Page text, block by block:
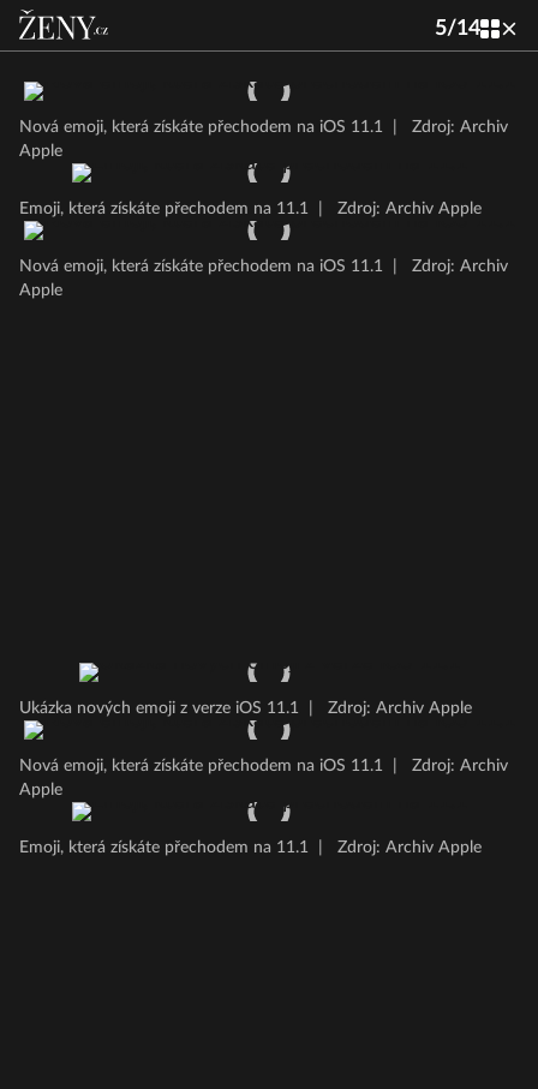
5/14
Nová emoji, která získáte přechodem na iOS 11.1
Zdroj: Archiv
Apple
Emoji, která získáte přechodem na 11.1 Zdroj: Archiv Apple
Nová emoji, která získáte přechodem na iOS 11.1
Zdroj: Archiv
Apple
Ukázka nových emoji z verze iOS 11.1 Zdroj: Archiv Apple
Nová emoji, která získáte přechodem na iOS 11.1
Zdroj: Archiv
Apple
Emoji, která získáte přechodem na 11.1 Zdroj: Archiv Apple